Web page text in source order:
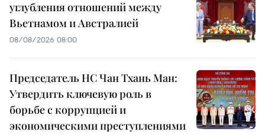
углубления отношений между
Вьетнамом и Австралией
08/08/2026 08:00
Председатель НС Чан Тхань Ман:
Утвердить ключевую роль в
борьбе с коррупцией и
экономическими преступлениями